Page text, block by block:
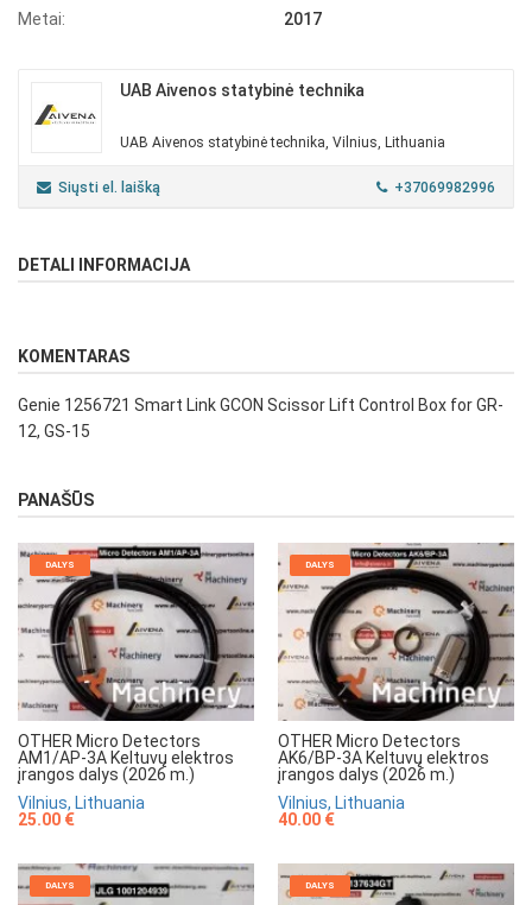
Metai:
2017
UAB Aivenos statybinė technika
UAB Aivenos statybinė technika, Vilnius, Lithuania
Siųsti el. laišką +37069982996
DETALI INFORMACIJA
KOMENTARAS
Genie 1256721 Smart Link GCON Scissor Lift Control Box for GR-
12, GS-15
PANAŠŪS
DALYS
OTHER Micro Detectors
AM1/AP-3A Keltuvų elektros
įrangos dalys (2026 m.)
Vilnius, Lithuania
25.00 €
DALYS
OTHER Micro Detectors
AK6/BP-3A Keltuvų elektros
įrangos dalys (2026 m.)
Vilnius, Lithuania
40.00 €
DALYS DALYS